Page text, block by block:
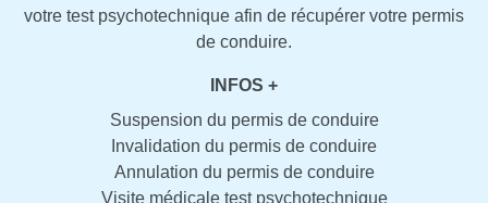
votre test psychotechnique afin de récupérer votre permis
de conduire.
INFOS +
Suspension du permis de conduire
Invalidation du permis de conduire
Annulation du permis de conduire
Visite médicale test psychotechnique